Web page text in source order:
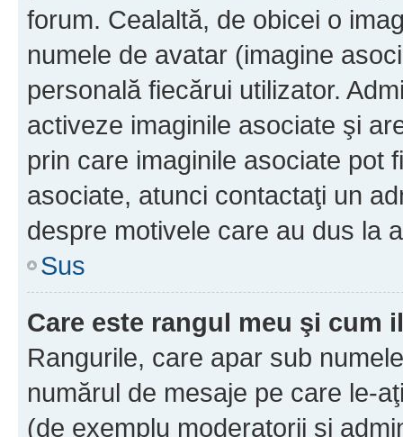
forum. Cealaltă, de obicei o
numele de avatar (imagine
personală fiecărui utilizator.
activeze imaginile asociate şi
prin care imaginile asociate pot
asociate, atunci contactaţi un
despre motivele care au dus la
Sus
Care este rangul meu şi cum
Rangurile, care apar sub
numărul de mesaje pe care le-
(de exemplu moderatorii şi